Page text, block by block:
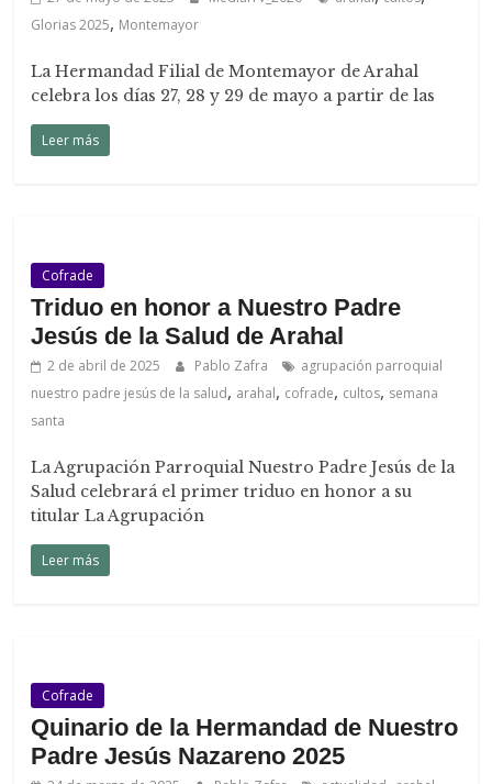
Glorias 2025, Montemayor
La Hermandad Filial de Montemayor de Arahal
celebra los días 27, 28 y 29 de mayo a partir de las
Leer más
Cofrade
Triduo en honor a Nuestro Padre
Jesús de la Salud de Arahal
2 de abril de 2025 Pablo Zafra
agrupación parroquial
nuestro padre jesús de la salud, arahal, cofrade, cultos, semana
santa
La Agrupación Parroquial Nuestro Padre Jesús de la
Salud celebrará el primer triduo en honor a su
titular La Agrupación
Leer más
Cofrade
Quinario de la Hermandad de Nuestro
Padre Jesús Nazareno 2025